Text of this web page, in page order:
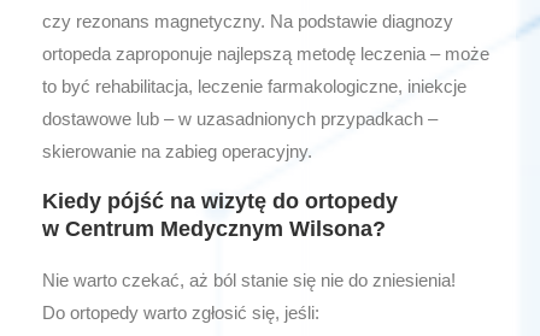
czy rezonans magnetyczny. Na podstawie diagnozy
ortopeda zaproponuje najlepszą metodę leczenia – może
to być rehabilitacja, leczenie farmakologiczne, iniekcje
dostawowe lub – w uzasadnionych przypadkach –
skierowanie na zabieg operacyjny.
Kiedy pójść na wizytę do ortopedy
w Centrum Medycznym Wilsona?
Nie warto czekać, aż ból stanie się nie do zniesienia!
Do ortopedy warto zgłosić się, jeśli: